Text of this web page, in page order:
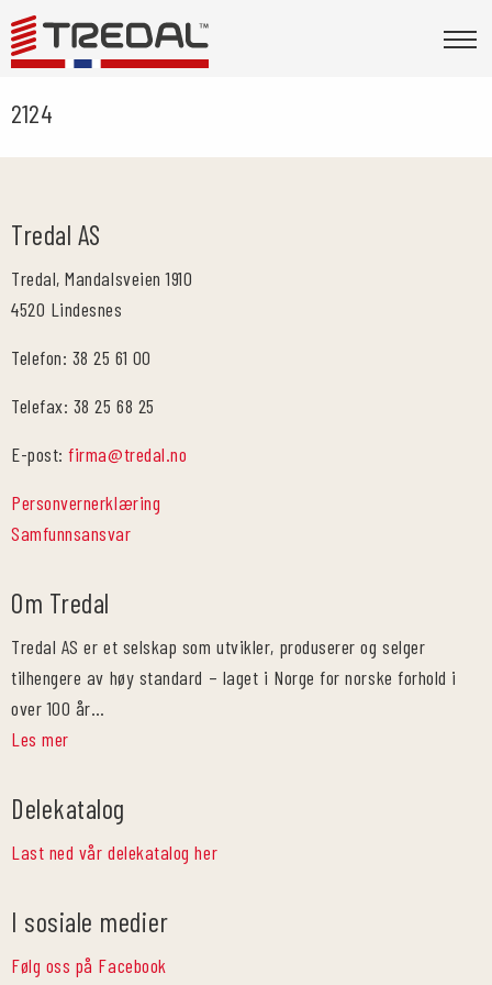
2124
Tredal AS
Tredal, Mandalsveien 1910
4520 Lindesnes
Telefon: 38 25 61 00
Telefax: 38 25 68 25
E-post:firma@tredal.no
Personvernerklæring
Samfunnsansvar
Om Tredal
Tredal AS er et selskap som utvikler, produserer og selger
tilhengere av høy standard – laget i Norge for norske forhold i
over 100 år…
Les mer
Delekatalog
Last ned vår delekatalog her
I sosiale medier
Følg oss på Facebook